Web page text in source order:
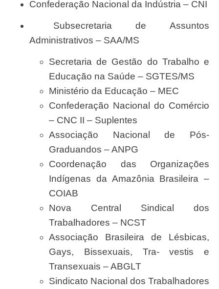
Confederação Nacional da Indústria – CNI
Subsecretaria de Assuntos
Administrativos – SAA/MS
Secretaria de Gestão do Trabalho e
Educação na Saúde – SGTES/MS
Ministério da Educação – MEC
Confederação Nacional do Comércio
– CNC II – Suplentes
Associação Nacional de Pós-
Graduandos – ANPG
Coordenação das Organizações
Indígenas da Amazônia Brasileira –
COIAB
Nova Central Sindical dos
Trabalhadores – NCST
Associação Brasileira de Lésbicas,
Gays, Bissexuais, Tra- vestis e
Transexuais –ABGLT
Sindicato Nacional dos Trabalhadores